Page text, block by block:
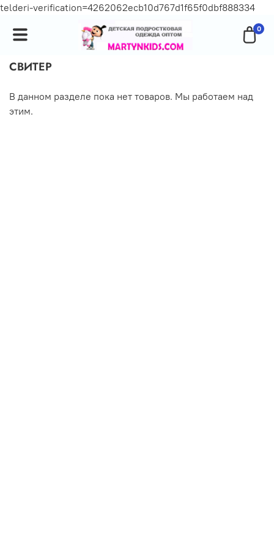
telderi-verification=4262062ecb10d767d1f65f0dbf888334
0
СВИТЕР
В данном разделе пока нет товаров. Мы работаем над
этим.